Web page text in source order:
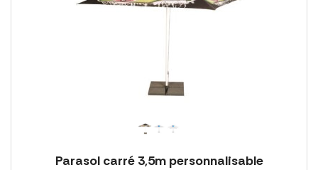
Parasol carré 3,5m personnalisable